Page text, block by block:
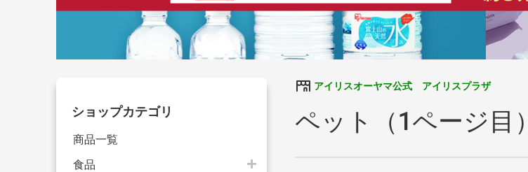
ショップカテゴリ
商品一覧
食品
アイリスオーヤマ公式 アイリスプラザ
ペット（1ページ目）